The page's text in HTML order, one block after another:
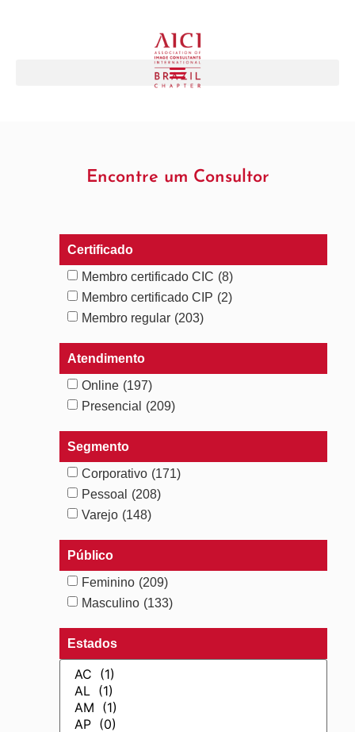
Encontre um Consultor
Certificado
Membro certificado CIC (8)
Membro certificado CIP (2)
Membro regular (203)
Atendimento
Online (197)
Presencial
(209)
Segmento
Corporativo (171)
Pessoal
(208)
Varejo (148)
Público
Feminino (209)
Masculino (133)
Estados